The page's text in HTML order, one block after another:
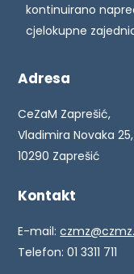
kontinuirano
cjelokupne
Adresa
CeZaM Zaprešić,
Vladimira Novaka 25,
10290 Zaprešić
Kontakt
E-mail:
Telefon: 01 3311 711